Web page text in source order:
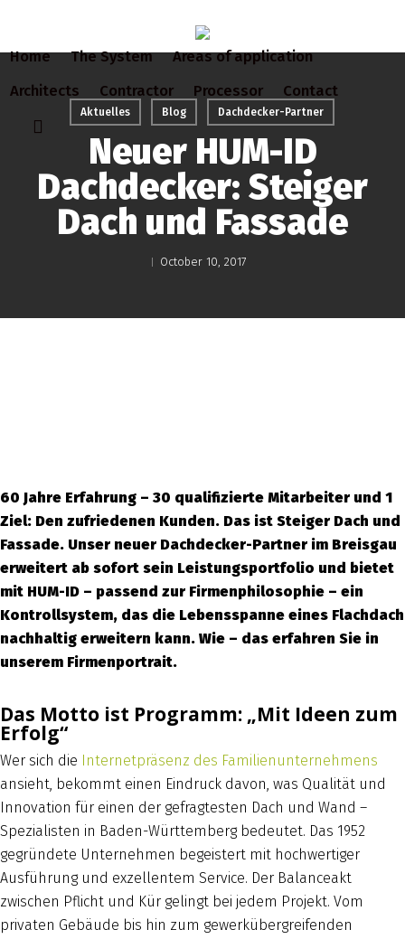
main
content
Home The System
Areas of application
Architects
Contractor Processor Contact
search
Aktuelles Blog Dachdecker-Partner
Neuer HUM-ID
Dachdecker: Steiger
Dach und Fassade
October 10, 2017
60 Jahre Erfahrung – 30 qualifizierte Mitarbeiter und 1
Ziel: Den zufriedenen Kunden. Das ist Steiger Dach und
Fassade. Unser neuer Dachdecker-Partner im Breisgau
erweitert ab sofort sein Leistungsportfolio und bietet
mit HUM-ID – passend zur Firmenphilosophie – ein
Kontrollsystem, das die Lebensspanne eines Flachdach
nachhaltig erweitern kann. Wie – das erfahren Sie in
unserem Firmenportrait.
Das Motto ist Programm: „Mit Ideen zum
Erfolg“
Wer sich die Internetpräsenz des Familienunternehmens
ansieht, bekommt einen Eindruck davon, was Qualität und
Innovation für einen der gefragtesten Dach und Wand –
Spezialisten in Baden-Württemberg bedeutet. Das 1952
gegründete Unternehmen begeistert mit hochwertiger
Ausführung und exzellentem Service. Der Balanceakt
zwischen Pflicht und Kür gelingt bei jedem Projekt. Vom
privaten Gebäude bis hin zum gewerkübergreifenden